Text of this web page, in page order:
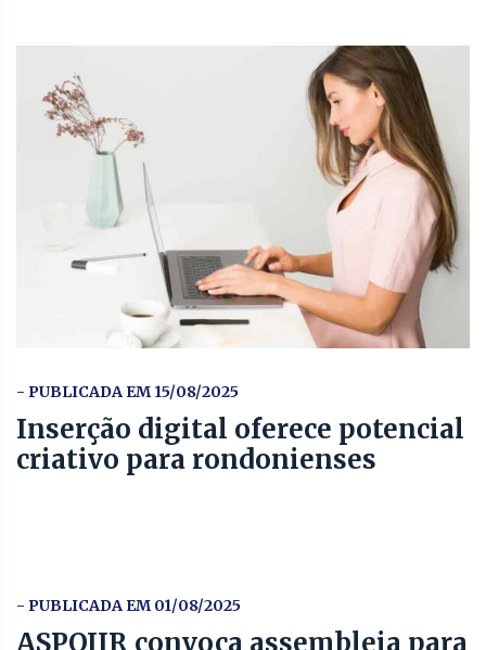
- PUBLICADA EM 15/08/2025
Inserção digital oferece potencial
criativo para rondonienses
- PUBLICADA EM 01/08/2025
ASPOJIR convoca assembleia para